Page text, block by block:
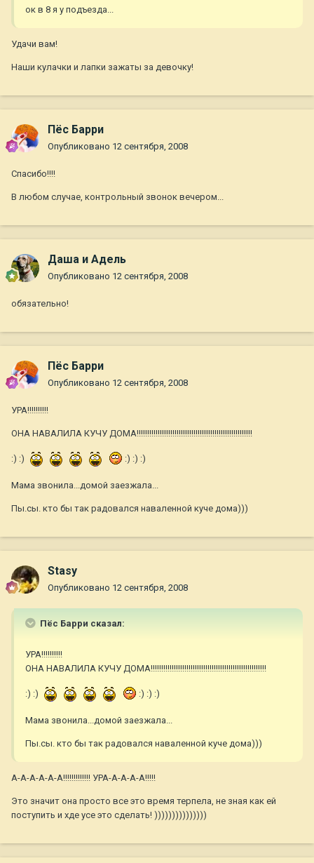
ок в 8 я у подъезда...
Удачи вам!
Наши кулачки и лапки зажаты за девочку!
Пёс Барри
Опубликовано 12 сентября, 2008
Спасибо!!!!
В любом случае, контрольный звонок вечером...
Даша и Адель
Опубликовано 12 сентября, 2008
обязательно!
Пёс Барри
Опубликовано 12 сентября, 2008
УРА!!!!!!!!!!
ОНА НАВАЛИЛА КУЧУ ДОМА!!!!!!!!!!!!!!!!!!!!!!!!!!!!!!!!!!!!!!!!!!!!!!!!!!!!!!!
:) :) :) :) :)
Мама звонила...домой заезжала...
Пы.сы. кто бы так радовался наваленной куче дома)))
Stasy
Опубликовано 12 сентября, 2008
Пёс Барри сказал:
УРА!!!!!!!!!!
ОНА НАВАЛИЛА КУЧУ ДОМА!!!!!!!!!!!!!!!!!!!!!!!!!!!!!!!!!!!!!!!!!!!!!!!!!!!!!!!
:) :) :) :) :)
Мама звонила...домой заезжала...
Пы.сы. кто бы так радовался наваленной куче дома)))
А-А-А-А-А-А!!!!!!!!!!!!! УРА-А-А-А-А!!!!!
Это значит она просто все это время терпела, не зная как ей
поступить и хде усе это сделать! )))))))))))))))